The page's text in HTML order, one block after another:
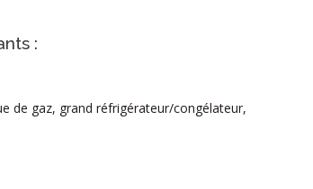
:
de gaz, grand réfrigérateur/congélateur,